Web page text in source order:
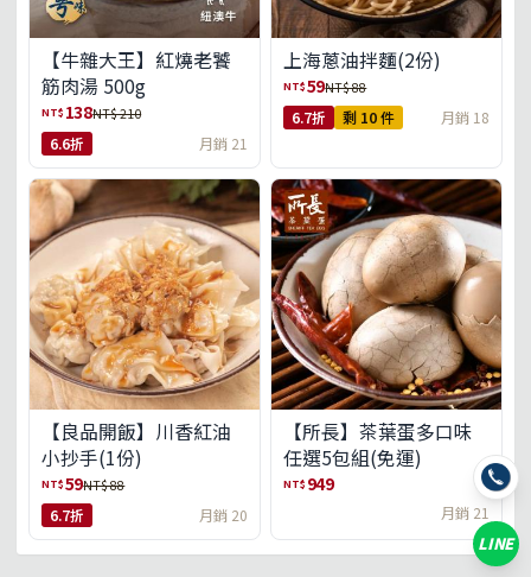
【牛雜大王】紅燒老饕
筋肉湯 500g
NT$ 138NT$ 210
6.6折 月銷 21
上海蔥油拌麵(2份)
NT$59NT$ 88
6.7折 剩 10 件 月銷 18
【良品開飯】川香紅油
小抄手(1份)
NT$59NT$ 88
6.7折 月銷 20
【所長】茶葉蛋多口味
任選5包組(免運)
NT$ 949
月銷 21
LINE